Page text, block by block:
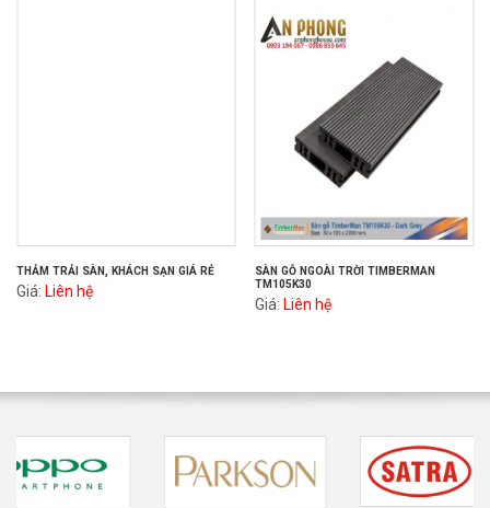
THẢM TRẢI SÀN, KHÁCH SẠN GIÁ RẺ
Giá: Liên hệ
SÀN GỖ NGOÀI TRỜI TIMBERMAN
TM105K30
Giá: Liên hệ